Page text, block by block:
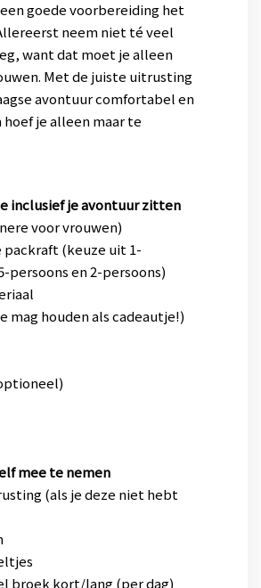
goede voorbereiding het
neem niet té veel
want dat moet je alleen
Met de juiste uitrusting
avontuur comfortabel en
hoef je alleen maar te
inclusief je avontuur zitten
voor vrouwen)
packraft (keuze uit 1-
persoons en 2-persoons)
mag houden als cadeautje!)
mee te nemen
(als je deze niet hebt
broek kort/lang (per dag)